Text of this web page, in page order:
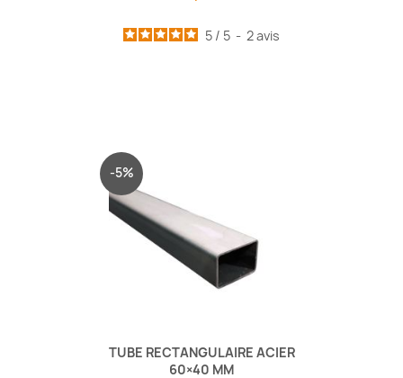
5 / 5 - 2avis
TUBE RECTANGULAIRE ACIER
60×40 MM
-5%